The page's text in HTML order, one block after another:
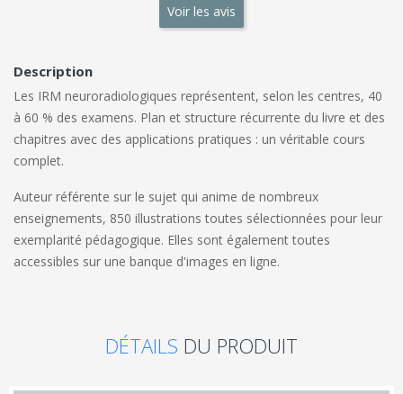
Voir les avis
Description
Les IRM neuroradiologiques représentent, selon les centres, 40
à 60 % des examens. Plan et structure récurrente du livre et des
chapitres avec des applications pratiques : un véritable cours
complet.
Auteur référente sur le sujet qui anime de nombreux
enseignements, 850 illustrations toutes sélectionnées pour leur
exemplarité pédagogique. Elles sont également toutes
accessibles sur une banque d'images en ligne.
DÉTAILS DU PRODUIT